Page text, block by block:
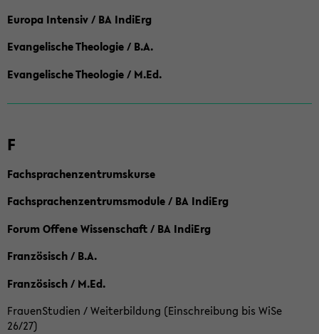
Europa Intensiv / BA IndiErg
Evangelische Theologie / B.A.
Evangelische Theologie / M.Ed.
F
Fachsprachenzentrumskurse
Fachsprachenzentrumsmodule / BA IndiErg
Forum Offene Wissenschaft / BA IndiErg
Französisch / B.A.
Französisch / M.Ed.
FrauenStudien / Weiterbildung (Einschreibung bis WiSe
26/27)